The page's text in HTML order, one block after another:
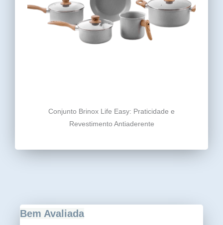
Conjunto Brinox Life Easy: Praticidade e
Revestimento Antiaderente
Bem Avaliada